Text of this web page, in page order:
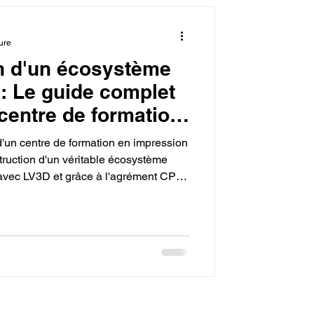
3D en ligne.
d'un écosystème
Le guide complet
de formation
agréé CPF avec
ville.
centre de formation en impression
d'un véritable écosystème
LV3D et grâce à l'agrément CPF,